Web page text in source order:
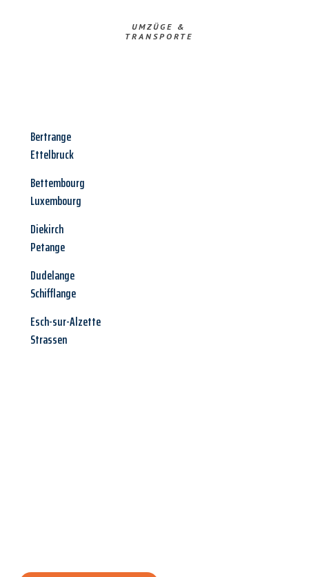
UMZÜGE &
TRANSPORTE
Bertrange
Ettelbruck
Bettembourg
Luxembourg
Diekirch
Petange
Dudelange
Schifflange
Esch-sur-Alzette
Strassen